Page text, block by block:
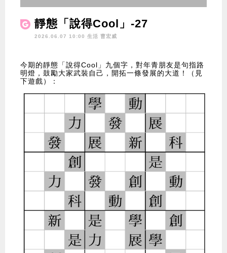
靜態「說得Cool」-27
2026.06.07 10:00 生活 曹宏威
今期的靜態「說得Cool」九個字，對年青朋友是句指路
明燈，鼓勵大家武裝自己，開拓一條發展的大道！（見
下遊戲）：